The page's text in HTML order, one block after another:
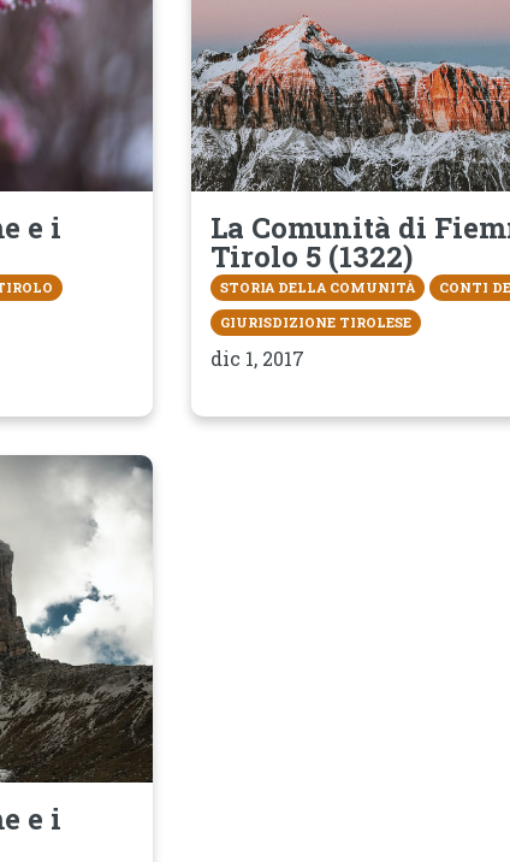
e i La Comunità di
Tirolo 5 (1322)
STORIA DELLA COMUNITÀ
CONTI
GIURISDIZIONE TIROLESE
dic 1, 2017
e i